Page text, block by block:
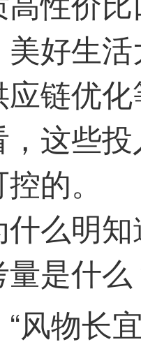
好生
链优
，这些
的。
什么明
量是什
风物长